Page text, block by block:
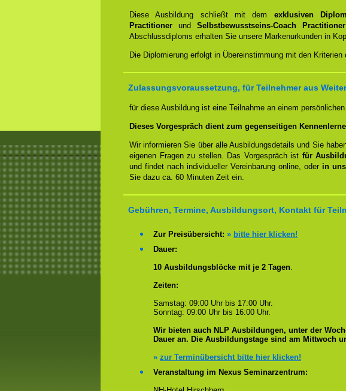
Diese Ausbildung schließt mit dem exklusiven
Practitioner undSelbstbewusstseins-Coach
Abschlussdiploms erhalten Sie unsere Markenurkunden in
Die Diplomierung erfolgt in Übereinstimmung mit den Kriterien
Zulassungsvoraussetzung, für Teilnehmer aus
für diese Ausbildung ist eine Teilnahme an einem
Dieses Vorgespräch dient zum gegenseitigen
Wir informieren Sie über alle Ausbildungsdetails und Sie
eigenen Fragen zu stellen. Das Vorgespräch ist für
und findet nach individueller Vereinbarung online, oder in
Sie dazu ca. 60 Minuten Zeit ein.
Gebühren, Termine, Ausbildungsort, Kontakt für
Zur Preisübersicht: » bitte hier klicken!
Dauer:
10 Ausbildungsblöcke mit je 2 Tagen.
Zeiten:
Samstag: 09:00 Uhr bis 17:00 Uhr.
Sonntag: 09:00 Uhr bis 16:00 Uhr.
Wir bieten auch NLP Ausbildungen, unter der
Dauer an. Die Ausbildungstage sind am Mittwoch
» zur Terminübersicht bitte hier klicken!
Veranstaltung im Nexus Seminarzentrum: